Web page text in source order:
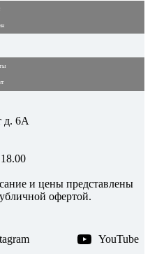
д. 6А
и цены представлены
офертой.
YouTube